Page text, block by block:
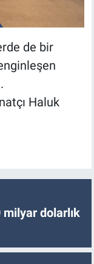
de bir
Haluk
dolarlık